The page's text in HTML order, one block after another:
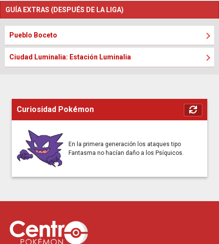
GUÍA EXTRAS (DESPUÉS DE LA LIGA)
Pueblo Boceto
Ciudad Luminalia: Estación Luminalia
Curiosidad Pokémon
En la primera generación los ataques tipo
Fantasma no hacían daño a los Psíquicos.